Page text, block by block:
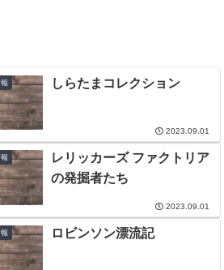
しらたまコレクション
2023.09.01
レリッカーズ ファクトリア
の発掘者たち
2023.09.01
ロビンソン漂流記